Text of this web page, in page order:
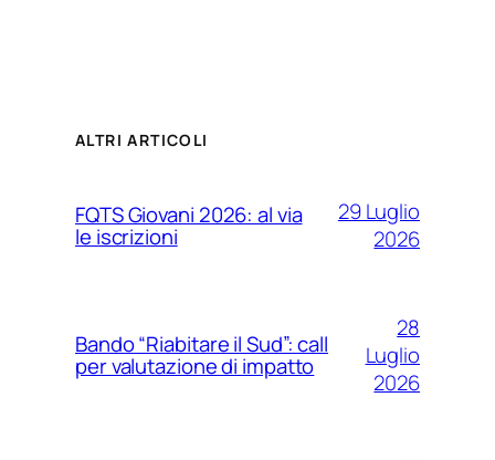
ALTRI ARTICOLI
FQTS Giovani 2026: al via
le iscrizioni
29 Luglio
2026
Bando “Riabitare il Sud”: call
per valutazione di impatto
28
Luglio
2026